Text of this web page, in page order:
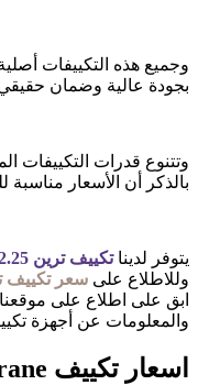
وجميع هذه التكييفات
بجودة عالية وضمان
وتتنوع قدرات التكييفات
بالذكر أن الأسعار مناسبة
يتوفر لديناتكييف ترين 2.25
وللاطلاع على سعر تكييف ترين
ابق على اطلاع على
والمعلومات عن أجهزة
اسعار تكييف Trane